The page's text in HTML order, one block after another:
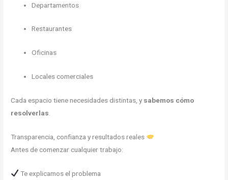
Departamentos
Restaurantes
Oficinas
Locales comerciales
Cada espacio tiene necesidades distintas, y sabemos cómo
resolverlas
Transparencia, confianza y resultados reales
Antes de comenzar cualquier trabajo:
Te explicamos el problema